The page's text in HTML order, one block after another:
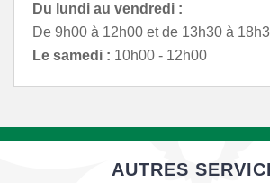
Du lundi au vendredi :
De 9h00 à 12h00 et de 13h30 à
Le samedi : 10h00 - 12h00
AUTRES